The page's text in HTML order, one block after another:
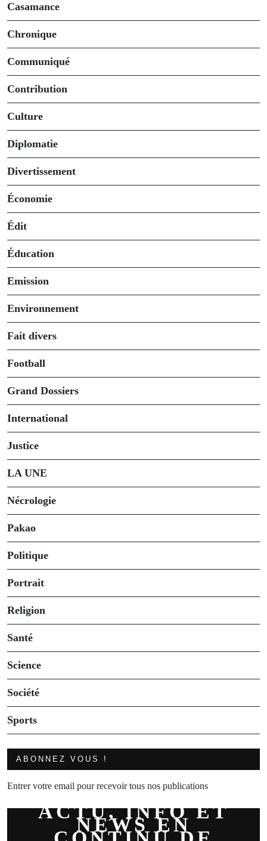
Casamance
Chronique
Communiqué
Contribution
Culture
Diplomatie
Divertissement
Économie
Édit
Éducation
Emission
Environnement
Fait divers
Football
Grand Dossiers
International
Justice
LA UNE
Nécrologie
Pakao
Politique
Portrait
Religion
Santé
Science
Société
Sports
ABONNEZ VOUS !
Entrer votre email pour recevoir tous nos publications
ACTU, INFO ET
NEWS EN